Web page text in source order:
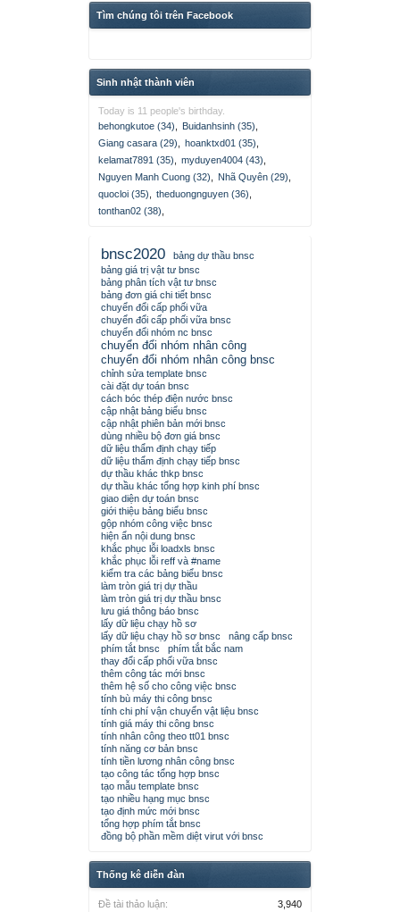
Tìm chúng tôi trên Facebook
Sinh nhật thành viên
Today is 11 people's birthday.
behongkutoe (34)
Buidanhsinh (35)
Giang casara (29)
hoanktxd01 (35)
kelamat7891 (35)
myduyen4004 (43)
Nguyen Manh Cuong (32)
Nhã Quyên (29)
quocloi (35)
theduongnguyen (36)
tonthan02 (38)
bnsc2020
bảng dự thầu bnsc
bảng giá trị vật tư bnsc
bảng phân tích vật tư bnsc
bảng đơn giá chi tiết bnsc
chuyển đổi cấp phối vữa
chuyển đổi cấp phối vữa bnsc
chuyển đổi nhóm nc bnsc
chuyển đổi nhóm nhân công
chuyển đổi nhóm nhân công bnsc
chỉnh sửa template bnsc
cài đặt dự toán bnsc
cách bóc thép điện nước bnsc
cập nhật bảng biểu bnsc
cập nhật phiên bản mới bnsc
dùng nhiều bộ đơn giá bnsc
dữ liệu thẩm định chạy tiếp
dữ liệu thẩm định chạy tiếp bnsc
dự thầu khác thkp bnsc
dự thầu khác tổng hợp kinh phí bnsc
giao diện dự toán bnsc
giới thiệu bảng biểu bnsc
gộp nhóm công việc bnsc
hiện ẩn nội dung bnsc
khắc phục lỗi loadxls bnsc
khắc phục lỗi reff và #name
kiểm tra các bảng biểu bnsc
làm tròn giá trị dự thầu
làm tròn giá trị dự thầu bnsc
lưu giá thông báo bnsc
lấy dữ liệu chạy hồ sơ
lấy dữ liệu chạy hồ sơ bnsc
nâng cấp bnsc
phím tắt bnsc
phím tắt bắc nam
thay đổi cấp phối vữa bnsc
thêm công tác mới bnsc
thêm hệ số cho công việc bnsc
tính bù máy thi công bnsc
tính chi phí vận chuyển vật liệu bnsc
tính giá máy thi công bnsc
tính nhân công theo tt01 bnsc
tính năng cơ bản bnsc
tính tiền lương nhân công bnsc
tạo công tác tổng hợp bnsc
tạo mẫu template bnsc
tạo nhiều hạng mục bnsc
tạo định mức mới bnsc
tổng hợp phím tắt bnsc
đồng bộ phần mềm diệt virut với bnsc
Thống kê diễn đàn
Đề tài thảo luận: 3,940